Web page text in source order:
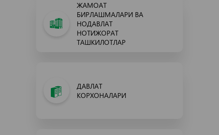
ЖАМОАТ
БИРЛАШМАЛАРИ ВА
НОДАВЛАТ
НОТИЖОРАТ
ТАШКИЛОТЛАР
ДАВЛАТ
КОРХОНАЛАРИ